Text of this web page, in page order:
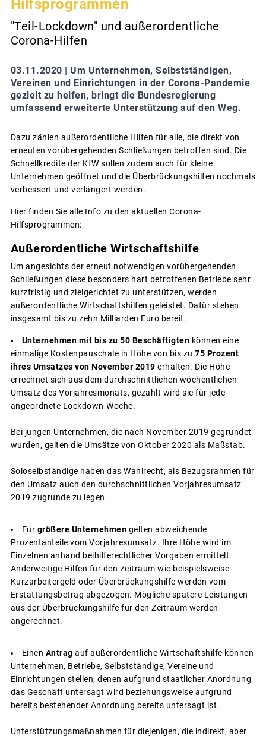
Hilfsprogrammen
"Teil-Lockdown" und außerordentliche
Corona-Hilfen
03.11.2020 | Um Unternehmen, Selbstständigen,
Vereinen und Einrichtungen in der Corona-Pandemie
gezielt zu helfen, bringt die Bundesregierung
umfassend erweiterte Unterstützung auf den Weg.
Dazu zählen außerordentliche Hilfen für alle, die direkt von
erneuten vorübergehenden Schließungen betroffen sind. Die
Schnellkredite der KfW sollen zudem auch für kleine
Unternehmen geöffnet und die Überbrückungshilfen nochmals
verbessert und verlängert werden.
Hier finden Sie alle Info zu den aktuellen Corona-
Hilfsprogrammen:
Außerordentliche Wirtschaftshilfe
Um angesichts der erneut notwendigen vorübergehenden
Schließungen diese besonders hart betroffenen Betriebe sehr
kurzfristig und zielgerichtet zu unterstützen, werden
außerordentliche Wirtschaftshilfen geleistet. Dafür stehen
insgesamt bis zu zehn Milliarden Euro bereit.
Unternehmen mit bis zu 50 Beschäftigten können eine
einmalige Kostenpauschale in Höhe von bis zu 75 Prozent
ihres Umsatzes von November 2019 erhalten. Die Höhe
errechnet sich aus dem durchschnittlichen wöchentlichen
Umsatz des Vorjahresmonats, gezahlt wird sie für jede
angeordnete Lockdown-Woche.
Bei jungen Unternehmen, die nach November 2019 gegründet
wurden, gelten die Umsätze von Oktober 2020 als Maßstab.
Soloselbständige haben das Wahlrecht, als Bezugsrahmen für
den Umsatz auch den durchschnittlichen Vorjahresumsatz
2019 zugrunde zu legen.
Für größere Unternehmen gelten abweichende
Prozentanteile vom Vorjahresumsatz. Ihre Höhe wird im
Einzelnen anhand beihilferechtlicher Vorgaben ermittelt.
Anderweitige Hilfen für den Zeitraum wie beispielsweise
Kurzarbeitergeld oder Überbrückungshilfe werden vom
Erstattungsbetrag abgezogen. Mögliche spätere Leistungen
aus der Überbrückungshilfe für den Zeitraum werden
angerechnet.
Einen Antrag auf außerordentliche Wirtschaftshilfe können
Unternehmen, Betriebe, Selbstständige, Vereine und
Einrichtungen stellen, denen aufgrund staatlicher Anordnung
das Geschäft untersagt wird beziehungsweise aufgrund
bereits bestehender Anordnung bereits untersagt ist.
Unterstützungsmaßnahmen für diejenigen, die indirekt, aber